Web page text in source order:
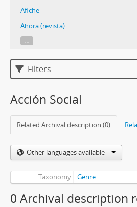
Afiche
Ahora (revista)
...
Filters
Acción Social
Related Archival description (0)
Other languages available
Taxonomy Genre
0 Archival description